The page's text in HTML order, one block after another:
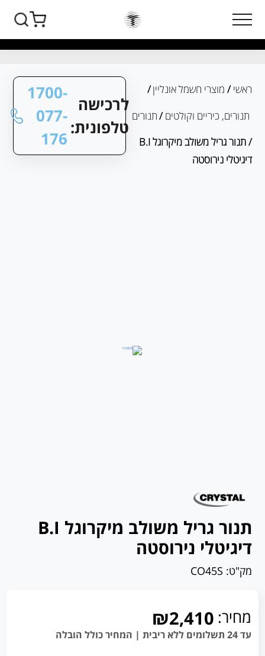
ראשי / מוצרי חשמל אונליין/
תנורים, כיריים וקולטים/תנורים
/ תנור גריל משולב מיקרוגל B.I
דיגיטלי נירוסטה
1700-
077-
176
לרכישה
טלפונית:
תנור גריל משולב מיקרוגל B.I
דיגיטלי נירוסטה
מק"ט: CO45S
מחיר: ₪2,410
עד 24 תשלומים ללא ריבית | המחיר כולל הובלה